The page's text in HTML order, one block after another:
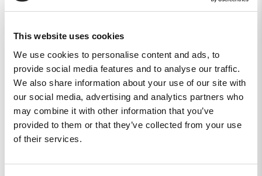
This website uses cookies
We use cookies to personalise content and ads, to
provide social media features and to analyse our traffic.
We also share information about your use of our site with
our social media, advertising and analytics partners who
may combine it with other information that you’ve
provided to them or that they’ve collected from your use
of their services.
Recensioner Frågor
Michael H.
BRA OCH SNABB LEVERANS
Precis vad jag förväntade mig.